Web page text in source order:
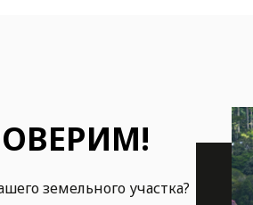
земельного участка?